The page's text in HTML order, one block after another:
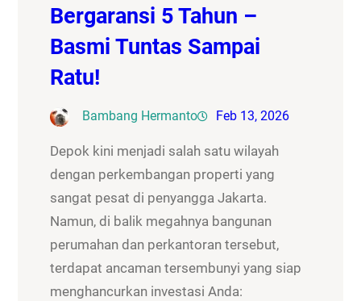
Bergaransi 5 Tahun –
Basmi Tuntas Sampai
Ratu!
Bambang Hermanto Feb 13, 2026
Depok kini menjadi salah satu wilayah
dengan perkembangan properti yang
sangat pesat di penyangga Jakarta.
Namun, di balik megahnya bangunan
perumahan dan perkantoran tersebut,
terdapat ancaman tersembunyi yang siap
menghancurkan investasi Anda: